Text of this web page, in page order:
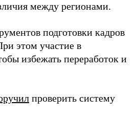
между регионами.
подготовки кадров
этом участие в
избежать переработок и
проверить систему